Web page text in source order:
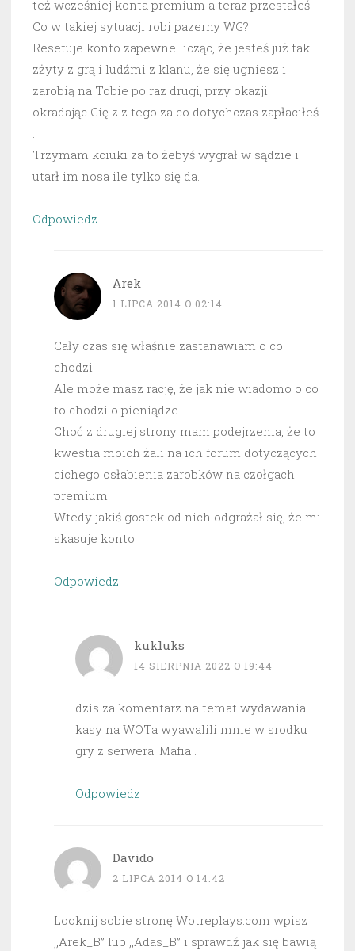
też wcześniej konta premium a teraz przestałeś.
Co w takiej sytuacji robi pazerny WG?
Resetuje konto zapewne licząc, że jesteś już tak
zżyty z grą i ludźmi z klanu, że się ugniesz i
zarobią na Tobie po raz drugi, przy okazji
okradając Cię z z tego za co dotychczas zapłaciłeś.
.
Trzymam kciuki za to żebyś wygrał w sądzie i
utarł im nosa ile tylko się da.
Odpowiedz
Arek
1 LIPCA 2014 O 02:14
Cały czas się właśnie zastanawiam o co
chodzi.
Ale może masz rację, że jak nie wiadomo o co
to chodzi o pieniądze.
Choć z drugiej strony mam podejrzenia, że to
kwestia moich żali na ich forum dotyczących
cichego osłabienia zarobków na czołgach
premium.
Wtedy jakiś gostek od nich odgrażał się, że mi
skasuje konto.
Odpowiedz
kukluks
14 SIERPNIA 2022 O 19:44
dzis za komentarz na temat wydawania
kasy na WOTa wyawalili mnie w srodku
gry z serwera. Mafia .
Odpowiedz
Davido
2 LIPCA 2014 O 14:42
Looknij sobie stronę Wotreplays.com wpisz
,,Arek_B” lub ,,Adas_B” i sprawdź jak się bawią